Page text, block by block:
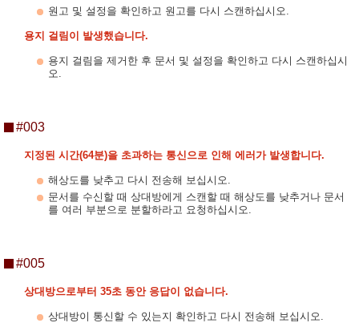
원고 및 설정을 확인하고 원고를 다시 스캔하십시오.
용지 걸림이 발생했습니다.
용지 걸림을 제거한 후 문서 및 설정을 확인하고 다시 스캔하십시
오.
#003
지정된 시간(64분)을 초과하는 통신으로 인해 에러가 발생합니다.
해상도를 낮추고 다시 전송해 보십시오.
문서를 수신할 때 상대방에게 스캔할 때 해상도를 낮추거나 문서
를 여러 부분으로 분할하라고 요청하십시오.
#005
상대방으로부터 35초 동안 응답이 없습니다.
상대방이 통신할 수 있는지 확인하고 다시 전송해 보십시오.